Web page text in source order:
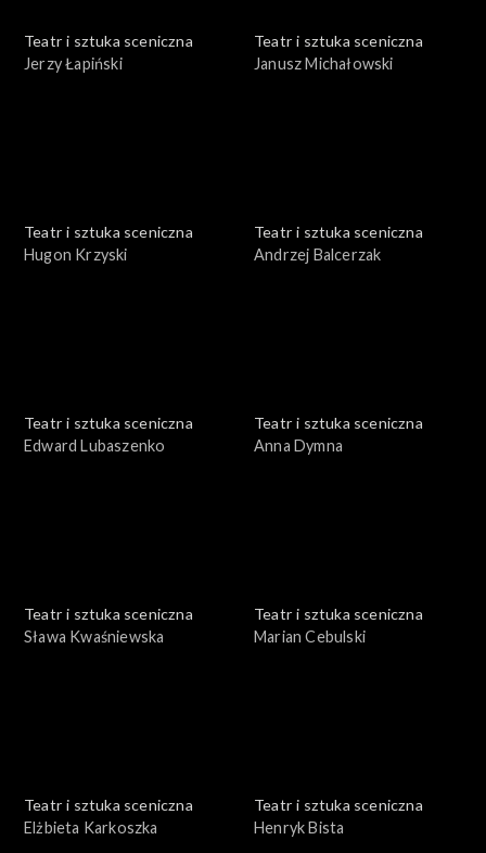
Teatr i sztuka sceniczna
Jerzy Łapiński
Teatr i sztuka sceniczna
Janusz Michałowski
Teatr i sztuka sceniczna
Hugon Krzyski
Teatr i sztuka sceniczna
Andrzej Balcerzak
Teatr i sztuka sceniczna
Edward Lubaszenko
Teatr i sztuka sceniczna
Anna Dymna
Teatr i sztuka sceniczna
Sława Kwaśniewska
Teatr i sztuka sceniczna
Marian Cebulski
Teatr i sztuka sceniczna
Elżbieta Karkoszka
Teatr i sztuka sceniczna
Henryk Bista